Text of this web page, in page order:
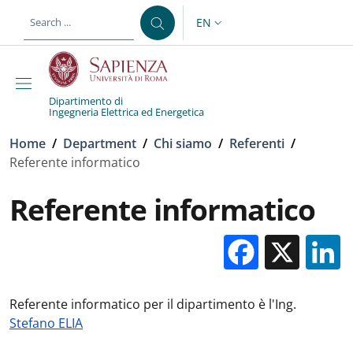
LANGUAGE SWITCHER:
EN
Dipartimento di
Ingegneria Elettrica ed Energetica
Breadcrumb
Home / Department / Chi siamo / Referenti /
Referente informatico
Referente informatico
X
Referente informatico per il dipartimento è l'Ing.
Stefano ELIA